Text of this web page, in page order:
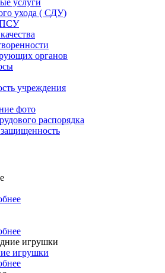
услуги
ухода ( СДУ)
ПСУ
органов
учреждения
фото
распорядка
игрушки